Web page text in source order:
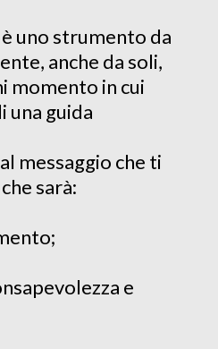
è uno strumento da
anche da soli,
momento in cui
una guida
messaggio che ti
sarà:
e